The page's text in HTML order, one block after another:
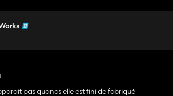
pas quands elle est fini de fabriqué